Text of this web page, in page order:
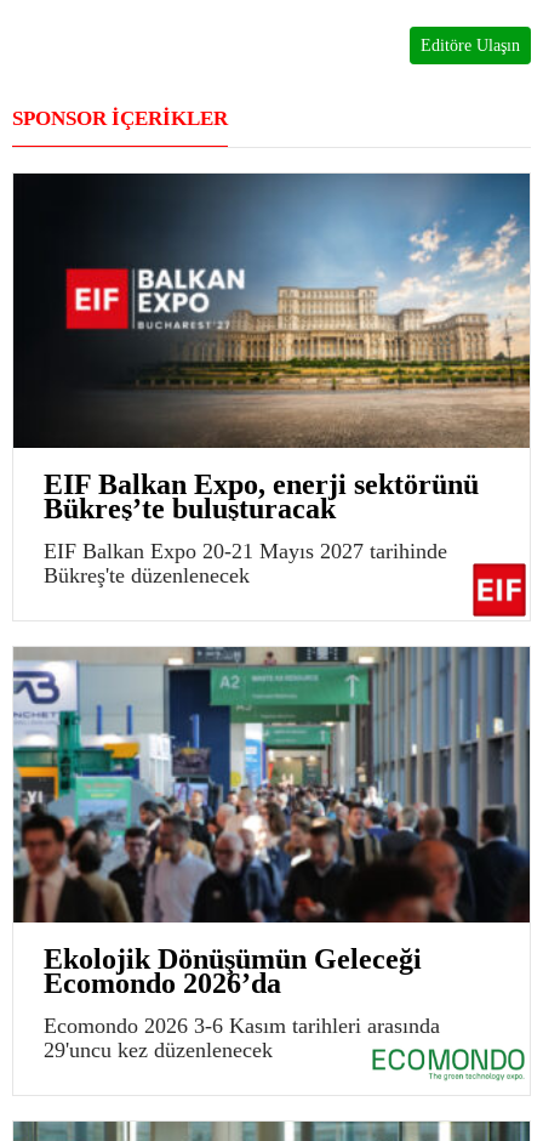
Editöre Ulaşın
SPONSOR İÇERİKLER
EIF Balkan Expo, enerji sektörünü
Bükreş’te buluşturacak
EIF Balkan Expo 20-21 Mayıs 2027 tarihinde
Bükreş'te düzenlenecek
Ekolojik Dönüşümün Geleceği
Ecomondo 2026’da
Ecomondo 2026 3-6 Kasım tarihleri arasında
29'uncu kez düzenlenecek